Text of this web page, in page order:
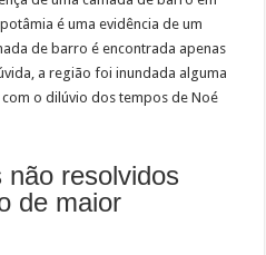
é uma evidência de um
de barro é encontrada apenas
a região foi inundada alguma
o dilúvio dos tempos de Noé
resolvidos
de maior